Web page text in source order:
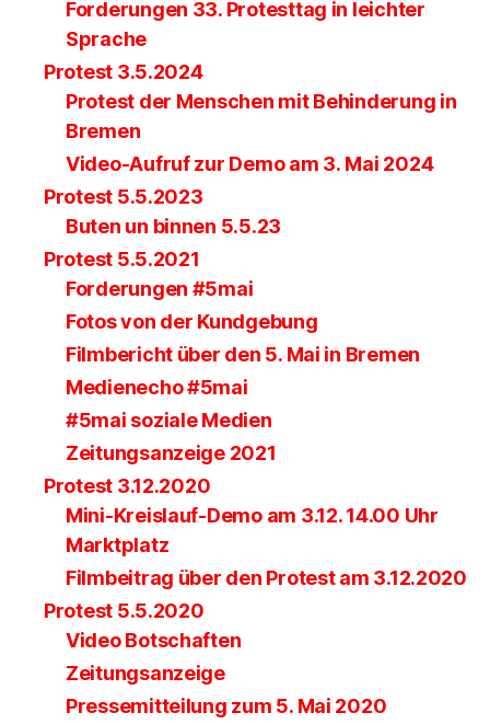
Forderungen 33. Protesttag in leichter
Sprache
Protest 3.5.2024
Protest der Menschen mit Behinderung in
Bremen
Video-Aufruf zur Demo am 3. Mai 2024
Protest 5.5.2023
Buten un binnen 5.5.23
Protest 5.5.2021
Forderungen #5mai
Fotos von der Kundgebung
Filmbericht über den 5. Mai in Bremen
Medienecho #5mai
#5mai soziale Medien
Zeitungsanzeige 2021
Protest 3.12.2020
Mini-Kreislauf-Demo am 3.12. 14.00 Uhr
Marktplatz
Filmbeitrag über den Protest am 3.12.2020
Protest 5.5.2020
Video Botschaften
Zeitungsanzeige
Pressemitteilung zum 5. Mai 2020